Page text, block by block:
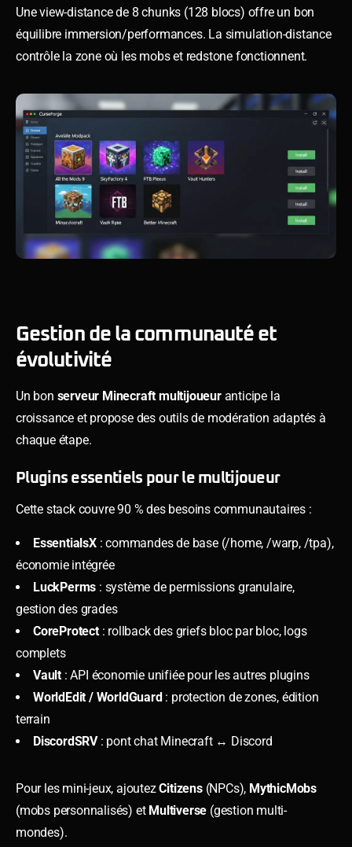
Une view-distance de 8 chunks (128 blocs) offre un bon
équilibre immersion/performances. La simulation-distance
contrôle la zone où les mobs et redstone fonctionnent.
Gestion de la communauté et
évolutivité
Un bon serveur Minecraft multijoueuranticipe la
croissance et propose des outils de modération adaptés à
chaque étape.
Plugins essentiels pour le multijoueur
Cette stack couvre 90 % des besoins communautaires :
EssentialsX: commandes de base (/home, /warp, /tpa),
économie intégrée
LuckPerms : système de permissions granulaire,
gestion des grades
CoreProtect: rollback des griefs bloc par bloc, logs
complets
Vault : API économie unifiée pour les autres plugins
WorldEdit / WorldGuard: protection de zones, édition
terrain
DiscordSRV: pont chat Minecraft ↔ Discord
Pour les mini-jeux, ajoutezCitizens(NPCs), MythicMobs
(mobs personnalisés) et Multiverse (gestion multi-
mondes).